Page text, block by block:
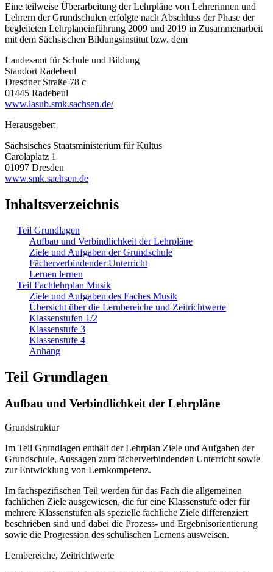
Eine teilweise Überarbeitung der Lehrpläne von Lehrerinnen und
Lehrern der Grundschulen erfolgte nach Abschluss der Phase der
begleiteten Lehrplaneinführung 2009 und 2019 in Zusammenarbeit
mit dem Sächsischen Bildungsinstitut bzw. dem
Landesamt für Schule und Bildung
Standort Radebeul
Dresdner Straße 78 c
01445 Radebeul
www.lasub.smk.sachsen.de/
Herausgeber:
Sächsisches Staatsministerium für Kultus
Carolaplatz 1
01097 Dresden
www.smk.sachsen.de
Inhaltsverzeichnis
Teil Grundlagen
Aufbau und Verbindlichkeit der Lehrpläne
Ziele und Aufgaben der Grundschule
Fächerverbindender Unterricht
Lernen lernen
Teil Fachlehrplan Musik
Ziele und Aufgaben des Faches Musik
Übersicht über die Lernbereiche und Zeitrichtwerte
Klassenstufen 1/2
Klassenstufe 3
Klassenstufe 4
Anhang
Teil Grundlagen
Aufbau und Verbindlichkeit der Lehrpläne
Grundstruktur
Im Teil Grundlagen enthält der Lehrplan Ziele und Aufgaben der
Grundschule, Aussagen zum fächerverbindenden Unterricht sowie
zur Entwicklung von Lernkompetenz.
Im fachspezifischen Teil werden für das Fach die allgemeinen
fachlichen Ziele ausgewiesen, die für eine Klassenstufe oder für
mehrere Klassenstufen als spezielle fachliche Ziele differenziert
beschrieben sind und dabei die Prozess- und Ergebnisorientierung
sowie die Progression des schulischen Lernens ausweisen.
Lernbereiche, Zeitrichtwerte